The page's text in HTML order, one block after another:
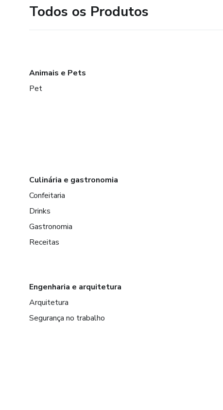
Todos os Produtos
Animais e Pets
Pet
Culinária e gastronomia
Confeitaria
Drinks
Gastronomia
Receitas
Engenharia e arquitetura
Arquitetura
Segurança no trabalho